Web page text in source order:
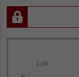
1,00